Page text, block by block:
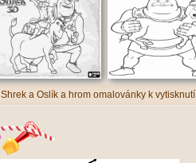
Shrek a Oslík a hrom omalovánky k vytisknutí